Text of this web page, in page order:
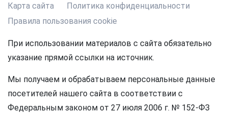
Карта сайта
Политика конфиденциальности
Правила пользования cookie
При использовании материалов с сайта обязательно
указание прямой ссылки на источник.
Мы получаем и обрабатываем персональные данные
посетителей нашего сайта в соответствии с
Федеральным законом от 27 июля 2006 г. № 152-ФЗ